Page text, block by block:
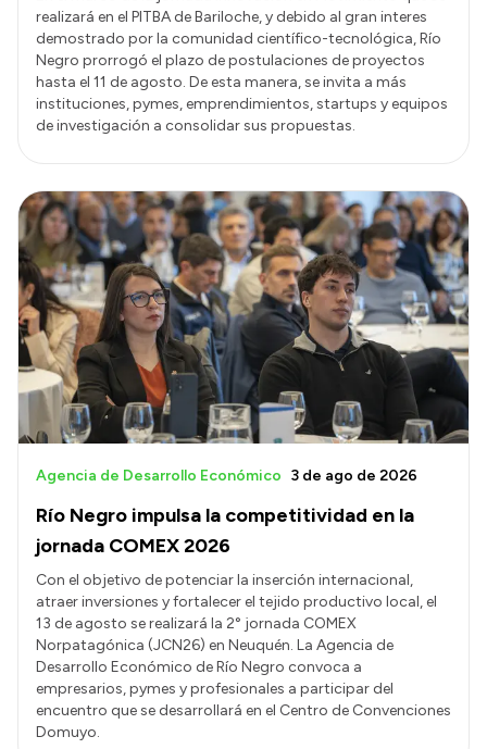
Login
realizará en el PITBA de Bariloche, y debido al gran interes
demostrado por la comunidad científico-tecnológica, Río
Negro prorrogó el plazo de postulaciones de proyectos
hasta el 11 de agosto. De esta manera, se invita a más
instituciones, pymes, emprendimientos, startups y equipos
de investigación a consolidar sus propuestas.
Río Negro impulsa la competitividad en la
jornada COMEX 2026
Agencia de Desarrollo Económico 3 de ago de 2026
Con el objetivo de potenciar la inserción internacional,
atraer inversiones y fortalecer el tejido productivo local, el
13 de agosto se realizará la 2° jornada COMEX
Norpatagónica (JCN26) en Neuquén. La Agencia de
Desarrollo Económico de Río Negro convoca a
empresarios, pymes y profesionales a participar del
encuentro que se desarrollará en el Centro de Convenciones
Domuyo.